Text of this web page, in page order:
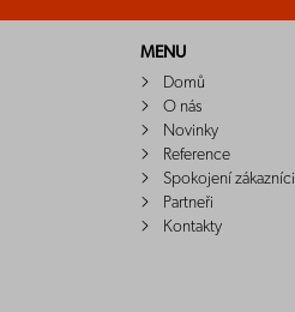
MENU
Domů
O nás
Novinky
Reference
Spokojení zákazníci
Partneři
Kontakty